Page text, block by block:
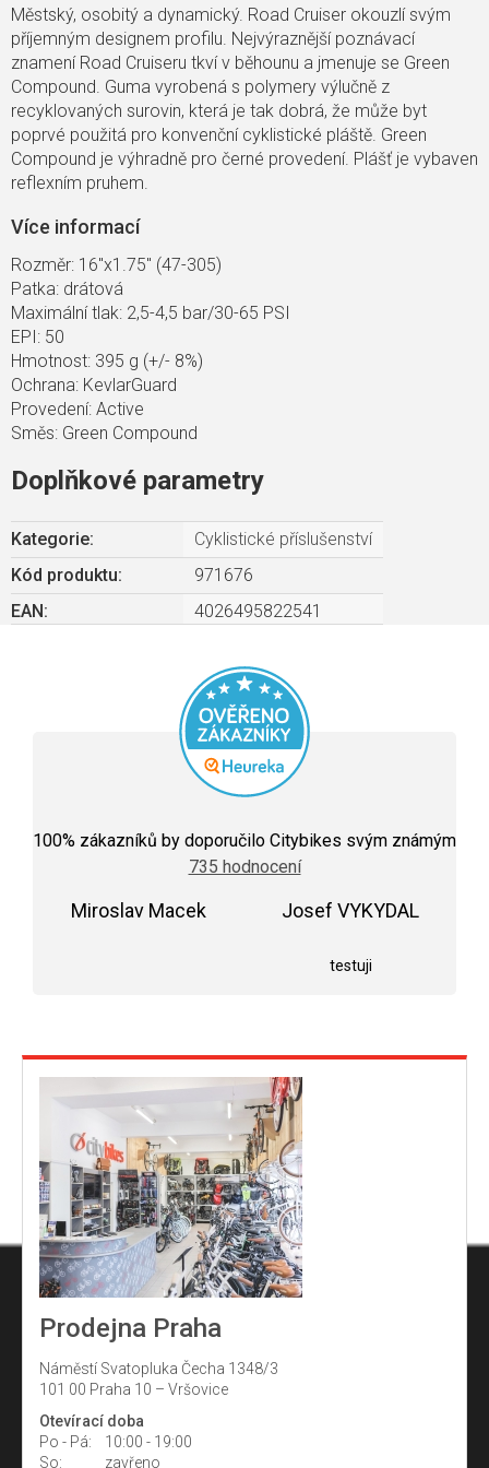
Městský, osobitý a dynamický. Road Cruiser okouzlí svým
příjemným designem profilu. Nejvýraznější poznávací
znamení Road Cruiseru tkví v běhounu a jmenuje se Green
Compound. Guma vyrobená s polymery výlučně z
recyklovaných surovin, která je tak dobrá, že může byt
poprvé použitá pro konvenční cyklistické pláště. Green
Compound je výhradně pro černé provedení. Plášť je vybaven
reflexním pruhem.
Více informací
Rozměr: 16"x1.75" (47-305)
Patka: drátová
Maximální tlak: 2,5-4,5 bar/30-65 PSI
EPI: 50
Hmotnost: 395 g (+/- 8%)
Ochrana: KevlarGuard
Provedení: Active
Směs: Green Compound
Doplňkové parametry
Kategorie:
Cyklistické příslušenství
Kód produktu:
971676
EAN: 4026495822541
hodnocení
obchodu
je
100% zákazníků by doporučilo Citybikes svým známým
735 hodnocení
Miroslav Macek Josef VYKYDAL
testuji
Prodejna Praha
Náměstí Svatopluka Čecha 1348/3
101 00 Praha 10 – Vršovice
Otevírací doba
Po - Pá:
10:00 - 19:00
So:
zavřeno